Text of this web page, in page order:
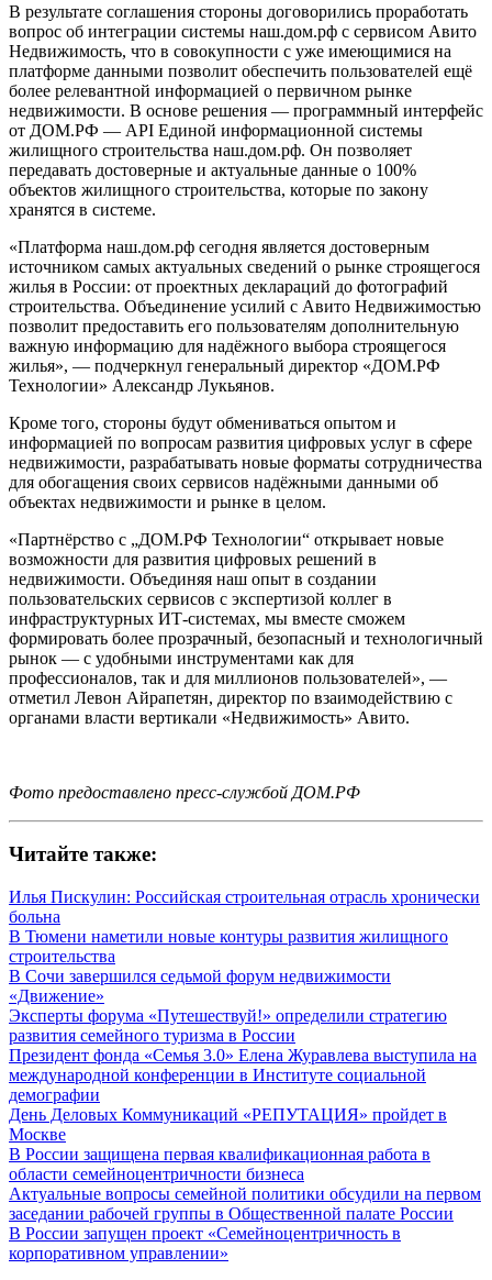
В результате соглашения стороны договорились проработать
вопрос об интеграции системы наш.дом.рф с сервисом Авито
Недвижимость, что в совокупности с уже имеющимися на
платформе данными позволит обеспечить пользователей ещё
более релевантной информацией о первичном рынке
недвижимости. В основе решения — программный интерфейс
от ДОМ.РФ — API Единой информационной системы
жилищного строительства наш.дом.рф. Он позволяет
передавать достоверные и актуальные данные о 100%
объектов жилищного строительства, которые по закону
хранятся в системе.
«Платформа наш.дом.рф сегодня является достоверным
источником самых актуальных сведений о рынке строящегося
жилья в России: от проектных деклараций до фотографий
строительства. Объединение усилий с Авито Недвижимостью
позволит предоставить его пользователям дополнительную
важную информацию для надёжного выбора строящегося
жилья», — подчеркнул генеральный директор «ДОМ.РФ
Технологии» Александр Лукьянов.
Кроме того, стороны будут обмениваться опытом и
информацией по вопросам развития цифровых услуг в сфере
недвижимости, разрабатывать новые форматы сотрудничества
для обогащения своих сервисов надёжными данными об
объектах недвижимости и рынке в целом.
«Партнёрство с „ДОМ.РФ Технологии“ открывает новые
возможности для развития цифровых решений в
недвижимости. Объединяя наш опыт в создании
пользовательских сервисов с экспертизой коллег в
инфраструктурных ИТ‑системах, мы вместе сможем
формировать более прозрачный, безопасный и технологичный
рынок — с удобными инструментами как для
профессионалов, так и для миллионов пользователей», —
отметил Левон Айрапетян, директор по взаимодействию с
органами власти вертикали «Недвижимость» Авито.
Фото предоставлено пресс-службой ДОМ.РФ
Читайте также:
Илья Пискулин: Российская строительная отрасль хронически
больна
В Тюмени наметили новые контуры развития жилищного
строительства
В Сочи завершился седьмой форум недвижимости
«Движение»
Эксперты форума «Путешествуй!» определили стратегию
развития семейного туризма в России
Президент фонда «Семья 3.0» Елена Журавлева выступила на
международной конференции в Институте социальной
демографии
День Деловых Коммуникаций «РЕПУТАЦИЯ» пройдет в
Москве
В России защищена первая квалификационная работа в
области семейноцентричности бизнеса
Актуальные вопросы семейной политики обсудили на первом
заседании рабочей группы в Общественной палате России
В России запущен проект «Семейноцентричность в
корпоративном управлении»